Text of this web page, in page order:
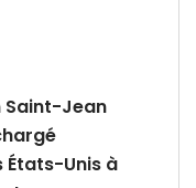
Saint-Jean
États-Unis à